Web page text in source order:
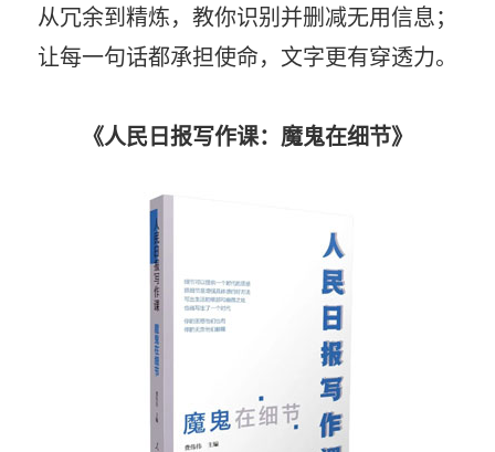
从冗余到精炼，教你识别并删减无用信息；
让每一句话都承担使命，文字更有穿透力。
《人民日报写作课：魔鬼在细节》